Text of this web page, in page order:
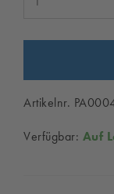
Artikelnr.
Verfügbar: Auf